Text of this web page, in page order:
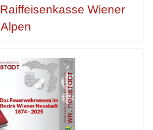
Raiffeisenkasse Wiener
Alpen